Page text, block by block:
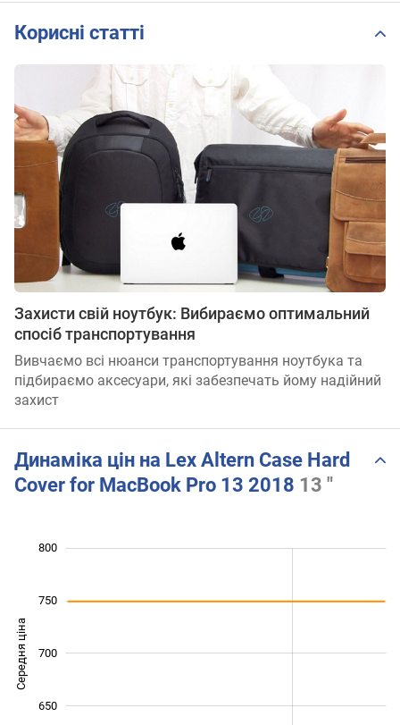
Корисні статті
Захисти свій ноутбук: Вибираємо оптимальний
спосіб транспортування
Вивчаємо всі нюанси транспортування ноутбука та
підбираємо аксесуари, які забезпечать йому надійний
захист
Динаміка цін на Lex Altern Case Hard
Cover for MacBook Pro 13 2018 13 "
Середня ціна 700
700
800
750
650